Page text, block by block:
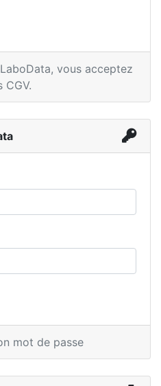
vous acceptez
CGV.
mot de passe